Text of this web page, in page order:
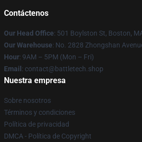
Contáctenos
Our Head Office: 501 Boylston St, Boston,
Our Warehouse: No. 2828 Zhongshan
Hour: 9AM – 5PM (Mon – Fri)
Email : contact@battletech.shop
Nuestra empresa
Sobre nosotros
Términos y condiciones
Política de privacidad
DMCA - Política de Copyright